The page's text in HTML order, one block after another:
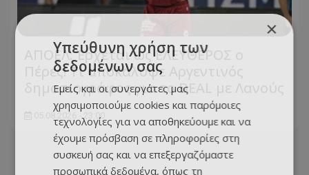
ΑΠΟΕΛ: Έρχεται ως ΕΛΕΥΘΕΡΟΣ ο
Πέρες! Τι αποκάλυψε Αργεντινός
δημοσιογράφος για το DEAL με Λανούς
05.08.2026 - 23:00
×
Υπεύθυνη χρήση των
δεδομένων σας
Εμείς και οι συνεργάτες μας
χρησιμοποιούμε cookies και παρόμοιες
τεχνολογίες για να αποθηκεύουμε και να
έχουμε πρόσβαση σε πληροφορίες στη
συσκευή σας και να επεξεργαζόμαστε
προσωπικά δεδομένα, όπως τη